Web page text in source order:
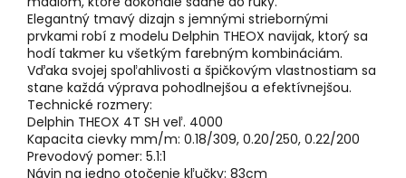
Elegantný tmavý dizajn s jemnými striebornými
prvkami robí z modelu Delphin THEOX navijak, ktorý sa
hodí takmer ku všetkým farebným kombináciám.
Vďaka svojej spoľahlivosti a špičkovým vlastnostiam sa
stane každá výprava pohodlnejšou a efektívnejšou.
Technické rozmery:
Delphin THEOX 4T SH veľ. 4000
Kapacita cievky mm/m: 0.18/309, 0.20/250, 0.22/200
Prevodový pomer: 5.1:1
Návin na jedno otočenie kľučky: 83cm